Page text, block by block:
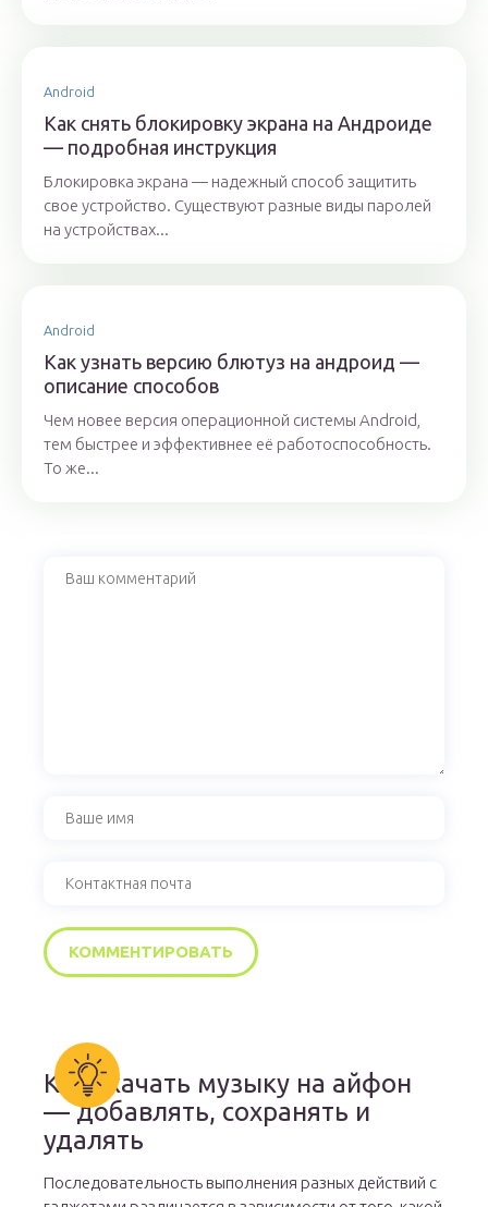
Android
Как снять блокировку экрана на Андроиде
— подробная инструкция
Блокировка экрана — надежный способ защитить
свое устройство. Существуют разные виды паролей
на устройствах...
Android
Как узнать версию блютуз на андроид —
описание способов
Чем новее версия операционной системы Android,
тем быстрее и эффективнее её работоспособность.
То же...
Как скачать музыку на айфон
— добавлять, сохранять и
удалять
Последовательность выполнения разных действий с